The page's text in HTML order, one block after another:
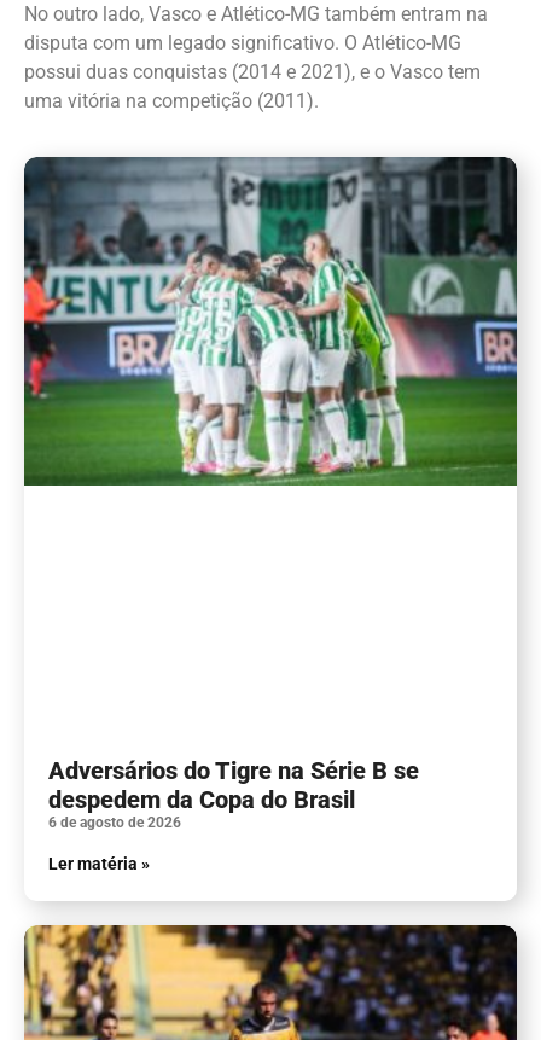
No outro lado, Vasco e Atlético-MG também entram na
disputa com um legado significativo. O Atlético-MG
possui duas conquistas (2014 e 2021), e o Vasco tem
uma vitória na competição (2011).
Adversários do Tigre na Série B se
despedem da Copa do Brasil
6 de agosto de 2026
Ler matéria »